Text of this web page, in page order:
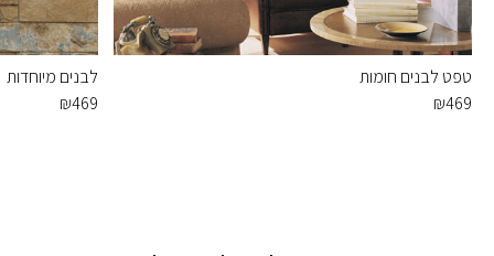
טפט לבנים חומות
₪469
לבנים מיוחדות
₪469